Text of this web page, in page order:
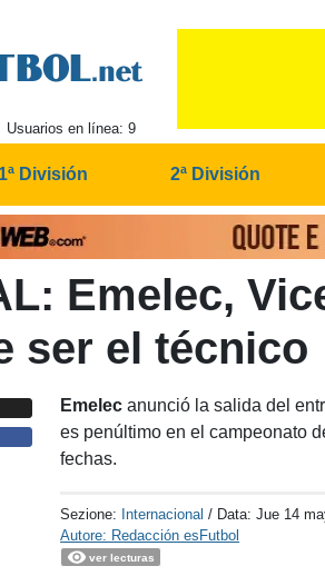
Usuarios en línea: 9
1ª División 2ª División
Emelec,
ser el técnico
Emelecanunció la salida del
es penúltimo en el campeonato
fechas.
Sezione: Internacional / Data:Jue 14
Autore: Redacción esFutbol
ver lecturas